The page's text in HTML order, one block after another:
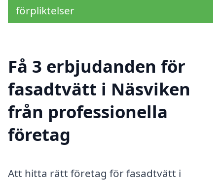
förpliktelser
Få 3 erbjudanden för
fasadtvätt i Näsviken
från professionella
företag
Att hitta rätt företag för fasadtvätt i